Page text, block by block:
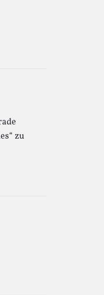
zu